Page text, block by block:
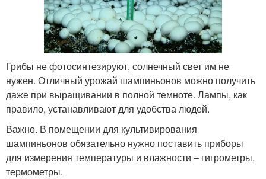
Грибы не фотосинтезируют, солнечный свет им не
нужен. Отличный урожай шампиньонов можно получить
даже при выращивании в полной темноте. Лампы, как
правило, устанавливают для удобства людей.
Важно. В помещении для культивирования
шампиньонов обязательно нужно поставить приборы
для измерения температуры и влажности – гигрометры,
термометры.